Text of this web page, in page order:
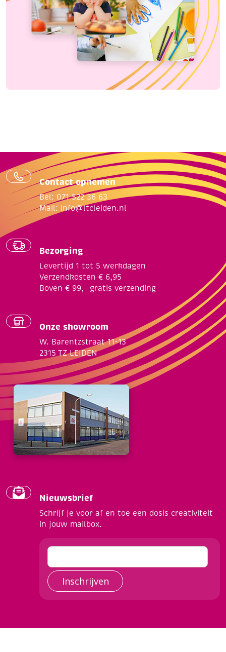
Contact opnemen
Bel: 071 522 36 63
Mail: info@ltcleiden.nl
Bezorging
Levertijd 1 tot 5 werkdagen
Verzendkosten € 6,95
Boven € 99,- gratis verzending
Onze showroom
W. Barentzstraat 11-13
2315 TZ LEIDEN
Nieuwsbrief
Schrijf je voor af en toe een dosis creativiteit
in jouw mailbox.
Inschrijven